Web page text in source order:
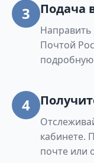
3 Подача
Почтой
4
кабинете.
почте или